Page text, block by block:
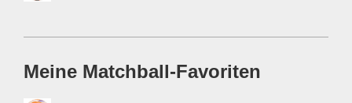
Meine Matchball-Favoriten